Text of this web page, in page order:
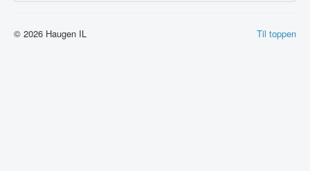
Til toppen
© 2026 Haugen IL